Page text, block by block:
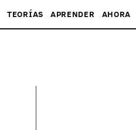
TEORÍAS APRENDER AHORA